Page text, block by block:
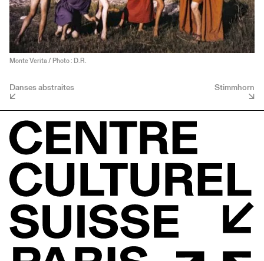
Monte Verita / Photo : D.R.
Danses abstraites Stimmhorn